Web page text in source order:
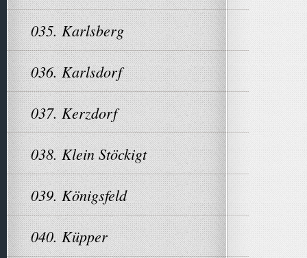
035. Karlsberg
036. Karlsdorf
037. Kerzdorf
038. Klein Stöckigt
039. Königsfeld
040. Küpper